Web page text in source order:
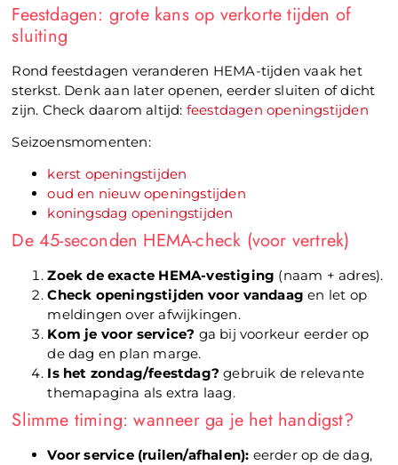
Feestdagen: grote kans op verkorte tijden of
sluiting
Rond feestdagen veranderen HEMA-tijden vaak het
sterkst. Denk aan later openen, eerder sluiten of dicht
zijn. Check daarom altijd: feestdagen openingstijden
Seizoensmomenten:
kerst openingstijden
oud en nieuw openingstijden
koningsdag openingstijden
De 45-seconden HEMA-check (voor vertrek)
Zoek de exacte HEMA-vestiging (naam + adres).
Check openingstijden voor vandaag en let op
meldingen over afwijkingen.
Kom je voor service? ga bij voorkeur eerder op
de dag en plan marge.
Is het zondag/feestdag? gebruik de relevante
themapagina als extra laag.
Slimme timing: wanneer ga je het handigst?
Voor service (ruilen/afhalen): eerder op de dag,